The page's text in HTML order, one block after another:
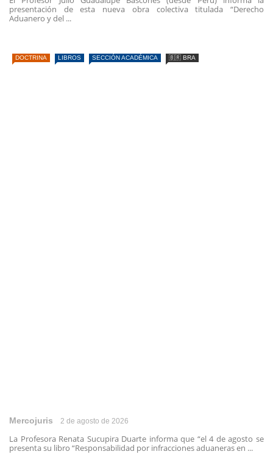
presentación de esta nueva obra colectiva titulada “Derecho
Aduanero y del ...
DOCTRINA LIBROS SECCIÓN ACADÉMICA 🇧🇷 BRA
Mercojuris 2 de agosto de 2026
La Profesora Renata Sucupira Duarte informa que “el 4 de agosto se
presenta su libro “Responsabilidad por infracciones aduaneras en ...